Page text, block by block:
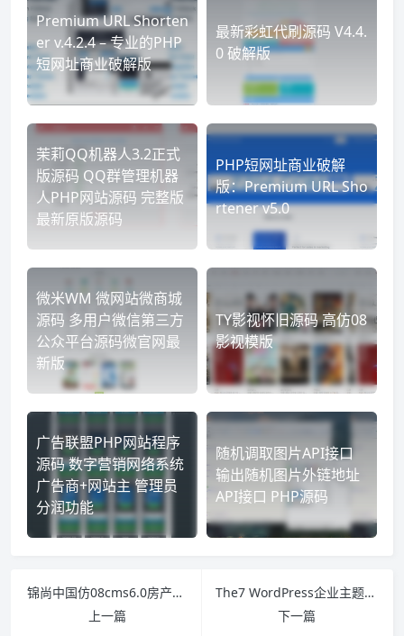
Premium URL Shorten
er v.4.2.4 – 专业的PHP
短网址商业破解版
最新彩虹代刷源码 V4.4.
0 破解版
茉莉QQ机器人3.2正式
版源码 QQ群管理机器
人PHP网站源码 完整版
最新原版源码
PHP短网址商业破解
版：Premium URL Sho
rtener v5.0
微米WM 微网站微商城
源码 多用户微信第三方
公众平台源码微官网最
新版
TY影视怀旧源码 高仿08
影视模版
广告联盟PHP网站程序
源码 数字营销网络系统
广告商+网站主 管理员
分润功能
随机调取图片API接口
输出随机图片外链地址
API接口 PHP源码
锦尚中国仿08cms6.0房产门户网站风格 新版头部 含手机版/伪静态/微信/信息推送/沙盘
上一篇
The7 WordPress企业主题 功能非常强大 The7主题3.1.1汉化版
下一篇